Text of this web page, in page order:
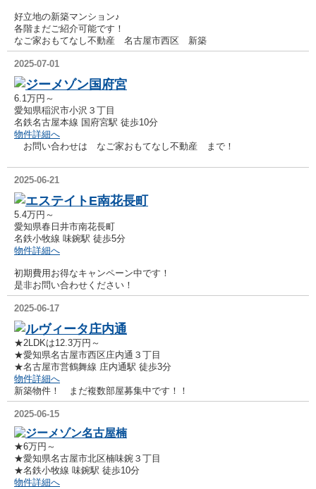
好立地の新築マンション♪
各階まだご紹介可能です！
なご家おもてなし不動産 名古屋市西区 新築
2025-07-01
ジーメゾン国府宮
6.1万円～
愛知県稲沢市小沢３丁目
名鉄名古屋本線 国府宮駅 徒歩10分
物件詳細へ
お問い合わせは なご家おもてなし不動産 まで！
2025-06-21
エステイトE南花長町
5.4万円～
愛知県春日井市南花長町
名鉄小牧線 味鋺駅 徒歩5分
物件詳細へ
初期費用お得なキャンペーン中です！
是非お問い合わせください！
2025-06-17
ルヴィータ庄内通
★2LDKは12.3万円～
★愛知県名古屋市西区庄内通３丁目
★名古屋市営鶴舞線 庄内通駅 徒歩3分
物件詳細へ
新築物件！ まだ複数部屋募集中です！！
2025-06-15
ジーメゾン名古屋楠
★6万円～
★愛知県名古屋市北区楠味鋺３丁目
★名鉄小牧線 味鋺駅 徒歩10分
物件詳細へ